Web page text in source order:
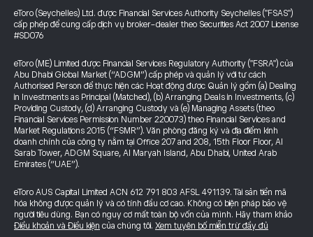
eToro (Seychelles) Ltd. được Financial Services Authority Seychelles ("FSAS")
cấp phép để cung cấp dịch vụ broker-dealer theo Securities Act 2007 License
#SD076
eToro (ME) Limited được Financial Services Regulatory Authority ("FSRA") của
Abu Dhabi Global Market (“ADGM”) cấp phép và quản lý với tư cách
Authorised Person để thực hiện các Hoạt động được Quản lý gồm (a) Dealing
in Investments as Principal (Matched), (b) Arranging Deals in Investments, (c)
Providing Custody, (d) Arranging Custody và (e) Managing Assets (theo
Financial Services Permission Number 220073) theo Financial Services and
Market Regulations 2015 (“FSMR”). Văn phòng đăng ký và địa điểm kinh
doanh chính của công ty nằm tại Office 207 and 208, 15th Floor Floor, Al
Sarab Tower, ADGM Square, Al Maryah Island, Abu Dhabi, United Arab
Emirates (“UAE”).
eToro AUS Capital Limited ACN 612 791 803 AFSL 491139. Tài sản tiền mã
hóa không được quản lý và có tính đầu cơ cao. Không có biện pháp bảo vệ
người tiêu dùng. Bạn có nguy cơ mất toàn bộ vốn của mình. Hãy tham khảo
Điều khoản và Điều kiện của chúng tôi. Xem tuyên bố miễn trừ đầy đủ